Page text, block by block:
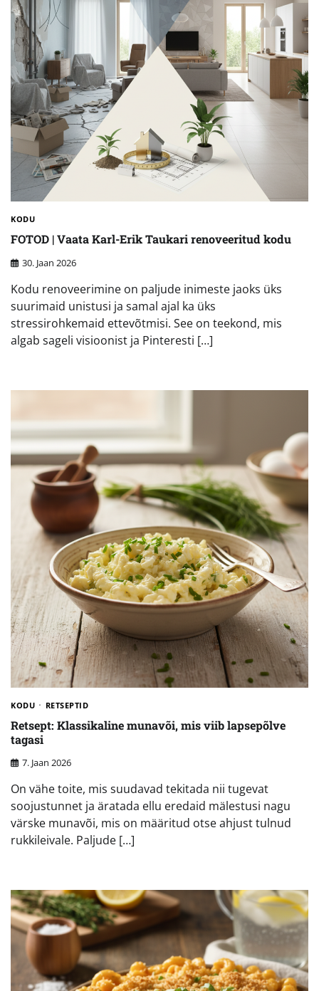
KODU
FOTOD | Vaata Karl-Erik Taukari renoveeritud kodu
30. Jaan 2026
Kodu renoveerimine on paljude inimeste jaoks üks
suurimaid unistusi ja samal ajal ka üks
stressirohkemaid ettevõtmisi. See on teekond, mis
algab sageli visioonist ja Pinteresti […]
KODU RETSEPTID
Retsept: Klassikaline munavõi, mis viib lapsepõlve
tagasi
7. Jaan 2026
On vähe toite, mis suudavad tekitada nii tugevat
soojustunnet ja äratada ellu eredaid mälestusi nagu
värske munavõi, mis on määritud otse ahjust tulnud
rukkileivale. Paljude […]